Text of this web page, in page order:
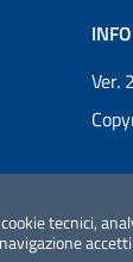
Ver.
Policy
tecnici,
accetti